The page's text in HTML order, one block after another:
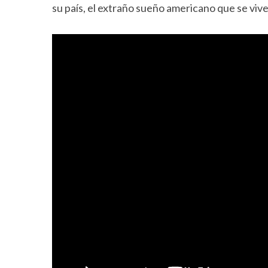
su país, el extraño sueño americano que se